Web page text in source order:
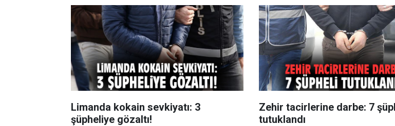
Limanda kokain sevkiyatı: 3
şüpheliye gözaltı!
Zehir tacirlerine darbe: 7
tutuklandı